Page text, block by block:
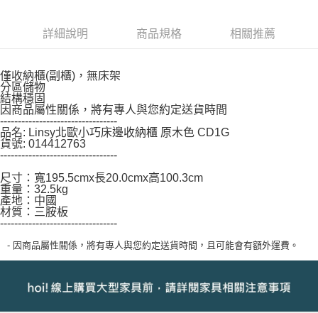
https://aftee.tw/terms/#terms3
任。
４．使用「AFTEE先享後付」時，將依據個別帳號之用戶狀況，依本公司即
時審查核予不同之上限額度；若仍有額度不足之情形，本公司將視審查結果
請求用戶進行身份認證。
５．嚴禁一人註冊多個帳號或使用他人資訊註冊。若發現惡意使用之情形，
恩沛科技股份有限公司將有權停止該用戶之使用額度並採取法律行動。
詳細說明 商品規格 相關推薦
僅收納櫃(副櫃)，無床架
分區儲物
結構穩固
因商品屬性關係，將有專人與您約定送貨時間
---------------------------------
品名: Linsy北歐小巧床邊收納櫃 原木色 CD1G
貨號: 014412763
---------------------------------
尺寸：寬195.5cmx長20.0cmx高100.3cm
重量：32.5kg
產地：中國
材質：三胺板
---------------------------------
- 因商品屬性關係，將有專人與您約定送貨時間，且可能會有額外運費。